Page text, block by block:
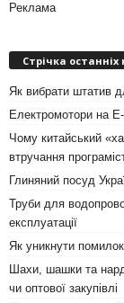
Реклама
Стрічка
Як вибрати штатив
Електромотори на
Чому китайський
втручання
Глиняний посуд
Труби для
експлуатації
Як уникнути
Шахи, шашки та
чи оптової закупівлі